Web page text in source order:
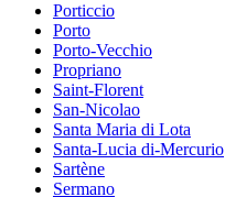
Porticcio
Porto
Porto-Vecchio
Propriano
Saint-Florent
San-Nicolao
Santa Maria di Lota
Santa-Lucia di-Mercurio
Sartène
Sermano